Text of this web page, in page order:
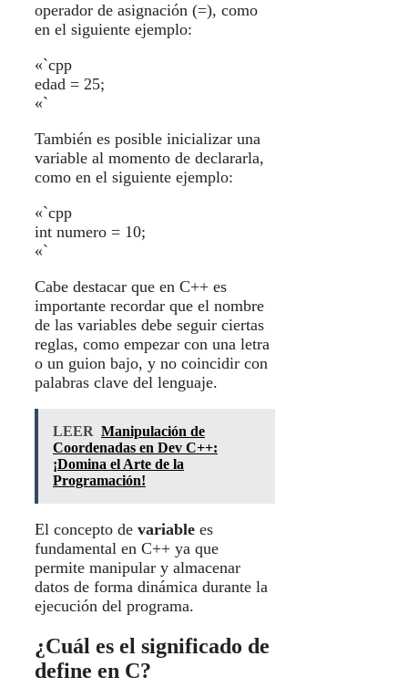
operador de asignación (=), como
en el siguiente ejemplo:
«`cpp
edad = 25;
«`
También es posible inicializar una
variable al momento de declararla,
como en el siguiente ejemplo:
«`cpp
int numero = 10;
«`
Cabe destacar que en C++ es
importante recordar que el nombre
de las variables debe seguir ciertas
reglas, como empezar con una letra
o un guion bajo, y no coincidir con
palabras clave del lenguaje.
LEER Manipulación de
Coordenadas en Dev C++:
¡Domina el Arte de la
Programación!
El concepto de variable es
fundamental en C++ ya que
permite manipular y almacenar
datos de forma dinámica durante la
ejecución del programa.
¿Cuál es el significado de
define en C?